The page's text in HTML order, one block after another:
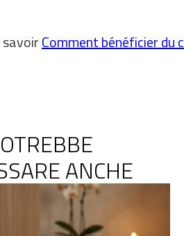
Comment bénéficier du
ANCHE